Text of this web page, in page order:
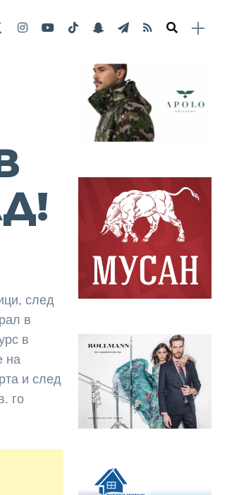
след
в
в
на
и след
го